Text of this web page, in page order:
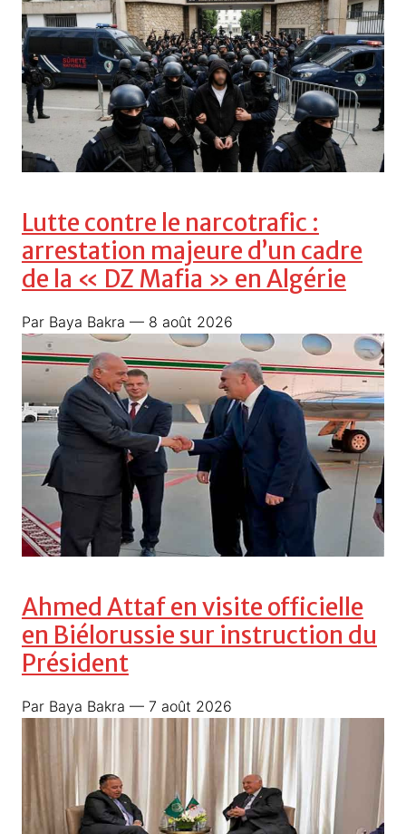
Lutte contre le narcotrafic :
arrestation majeure d’un cadre
de la « DZ Mafia » en Algérie
Par Baya Bakra — 8 août 2026
Ahmed Attaf en visite officielle
en Biélorussie sur instruction du
Président
Par Baya Bakra — 7 août 2026